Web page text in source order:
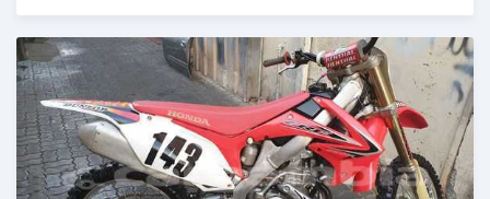
تم النشر منذ حوالي 6 سنوات مضت